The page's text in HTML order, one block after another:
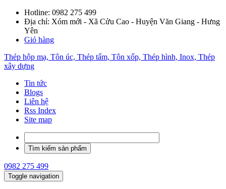
Hotline: 0982 275 499
Địa chỉ: Xóm mới - Xã Cửu Cao - Huyện Văn Giang - Hưng
Yên
Giỏ hàng
Thép hộp mạ, Tôn úc, Thép tấm, Tôn xốp, Thép hình, Inox, Thép
xây dựng
Tin tức
Blogs
Liên hệ
Rss Index
Site map
0982 275 499
Toggle navigation